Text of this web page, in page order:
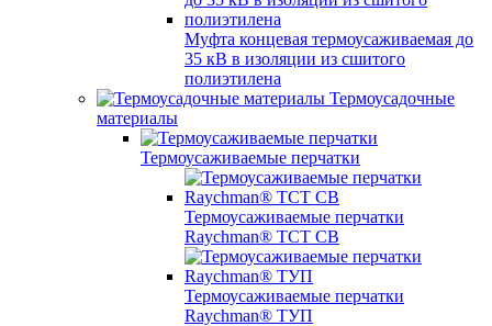
Муфта концевая термоусаживаемая до
35 кВ в изоляции из сшитого
полиэтилена
Термоусадочные
материалы
Термоусаживаемые перчатки
Термоусаживаемые перчатки
Raychman® TCT CB
Термоусаживаемые перчатки
Raychman® ТУП